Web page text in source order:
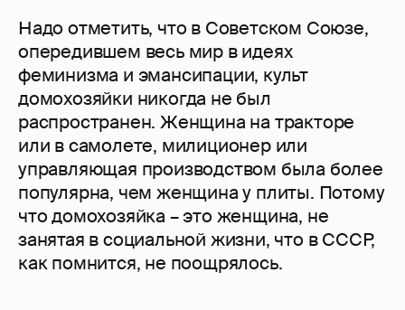
Надо отметить, что в Советском Союзе,
опередившем весь мир в идеях
феминизма и эмансипации, культ
домохозяйки никогда не был
распространен. Женщина на тракторе
или в самолете, милиционер или
управляющая производством была более
популярна, чем женщина у плиты. Потому
что домохозяйка – это женщина, не
занятая в социальной жизни, что в СССР,
как помнится, не поощрялось.